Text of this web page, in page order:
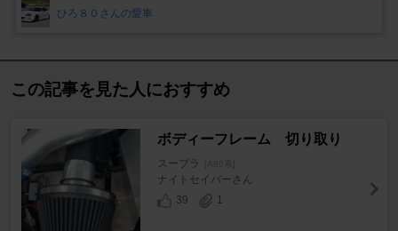
ひろ８０さんの愛車
この記事を見た人におすすめ
ボディーフレーム 切り取り
スープラ [A80系]
ナイトセイバーさん
39
1